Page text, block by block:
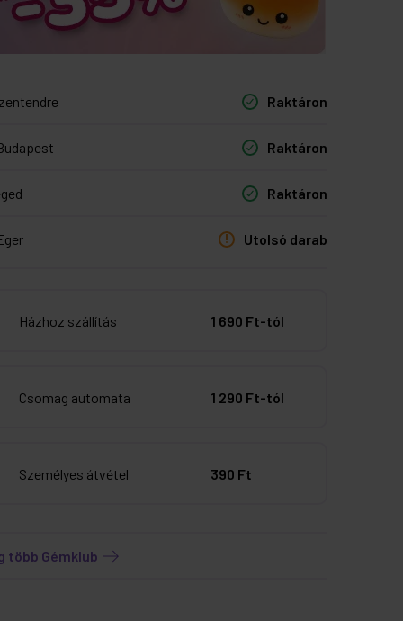
Raktáron
Raktáron
Raktáron
Utolsó darab
Házhoz szállítás 1 690 Ft-tól
Csomag automata 1 290 Ft-tól
Személyes átvétel 390 Ft
több Gémklub